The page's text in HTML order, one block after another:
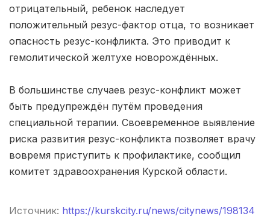
отрицательный, ребенок наследует
положительный резус-фактор отца, то возникает
опасность резус-конфликта. Это приводит к
гемолитической желтухе новорождённых.
В большинстве случаев резус-конфликт может
быть предупреждён путём проведения
специальной терапии. Своевременное выявление
риска развития резус-конфликта позволяет врачу
вовремя приступить к профилактике, сообщил
комитет здравоохранения Курской области.
Источник: https://kurskcity.ru/news/citynews/198134
Чита(4 роддома)
Кемерово(4 роддома)
Махачкала(4 роддома)
Киров (4 роддома)
Ульяновск (4 роддома)
Кропоткин(3 роддома)